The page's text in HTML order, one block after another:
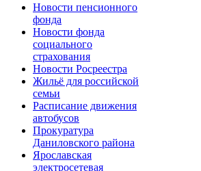
Новости пенсионного
фонда
Новости фонда
социального
страхования
Новости Росреестра
Жильё для российской
семьи
Расписание движения
автобусов
Прокуратура
Даниловского района
Ярославская
электросетевая